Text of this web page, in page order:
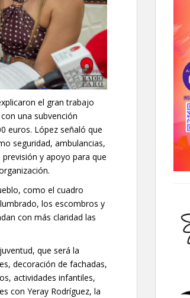
el gran trabajo
una subvención
euros. López señaló que
seguridad, ambulancias,
y apoyo para que
como el cuadro
los escombros y
con más claridad las
que será la
decoración de fachadas,
actividades infantiles,
con Yeray Rodríguez, la